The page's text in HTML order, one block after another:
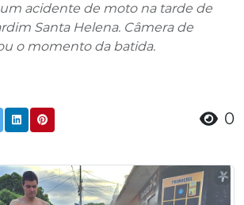
acidente de moto na tarde de
Santa Helena. Câmera de
o momento da batida.
0